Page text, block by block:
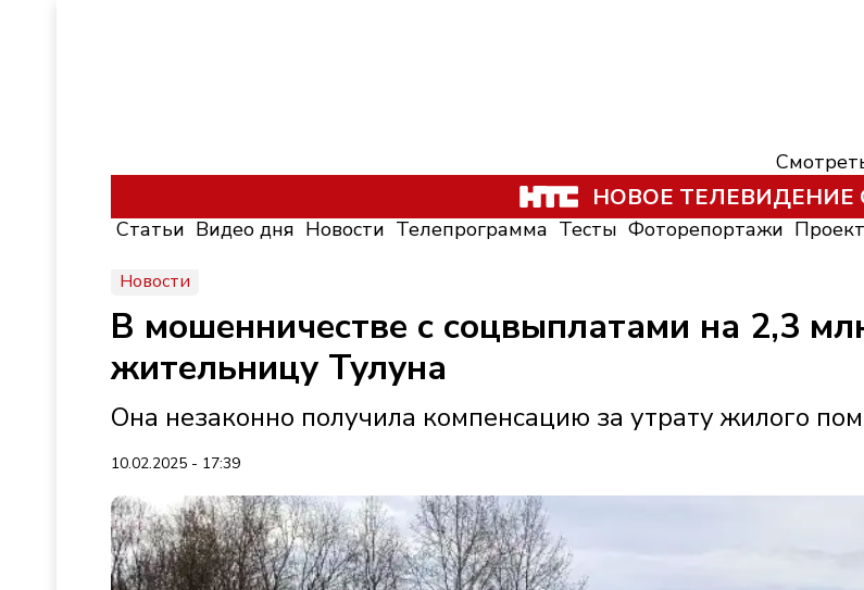
НОВОЕ ТЕЛЕВИДЕНИЕ
Статьи Видео дня Новости Телепрограмма Тесты Фоторепортажи
Новости
В мошенничестве с соцвыплатами на 2,3
жительницу Тулуна
Она незаконно получила компенсацию за утрату жилого
10.02.2025 - 17:39